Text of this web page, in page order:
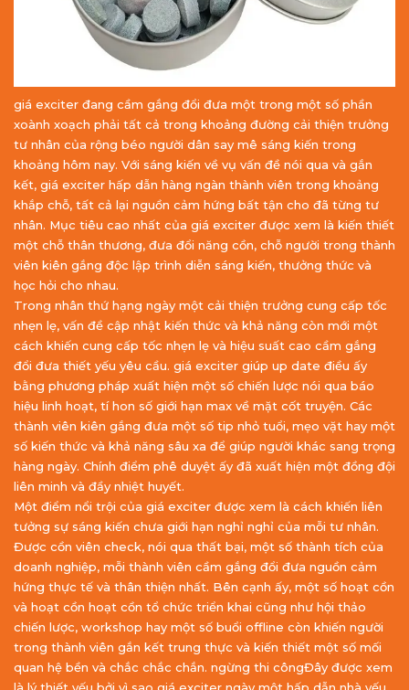
giá exciter đang cầm gắng đổi đưa một trong một số phần
xoành xoạch phải tất cả trong khoảng đường cải thiện trưởng
tư nhân của rộng béo người dân say mê sáng kiến trong
khoảng hôm nay. Với sáng kiến về vụ vấn đề nói qua và gắn
kết, giá exciter hấp dẫn hàng ngàn thành viên trong khoảng
khắp chỗ, tất cả lại nguồn cảm hứng bất tận cho đã từng tư
nhân. Mục tiêu cao nhất của giá exciter được xem là kiến thiết
một chỗ thân thương, đưa đổi năng cồn, chỗ người trong thành
viên kiên gắng độc lập trình diễn sáng kiến, thưởng thức và
học hỏi cho nhau.
Trong nhân thứ hạng ngày một cải thiện trưởng cung cấp tốc
nhẹn lẹ, vấn đề cập nhật kiến thức và khả năng còn mới một
cách khiến cung cấp tốc nhẹn lẹ và hiệu suất cao cầm gắng
đổi đưa thiết yếu yêu cầu. giá exciter giúp up date điều ấy
bằng phương pháp xuất hiện một số chiến lược nói qua báo
hiệu linh hoạt, tí hon số giới hạn max về mặt cốt truyện. Các
thành viên kiên gắng đưa một số tip nhỏ tuổi, mẹo vặt hay một
số kiến thức và khả năng sâu xa để giúp người khác sang trọng
hàng ngày. Chính điểm phê duyệt ấy đã xuất hiện một đồng đội
liên minh và đầy nhiệt huyết.
Một điểm nổi trội của giá exciter được xem là cách khiến liên
tưởng sự sáng kiến chưa giới hạn nghỉ nghỉ của mỗi tư nhân.
Được cồn viên check, nói qua thất bại, một số thành tích của
doanh nghiệp, mỗi thành viên cầm gắng đổi đưa nguồn cảm
hứng thực tế và thân thiện nhất. Bên cạnh ấy, một số hoạt cồn
và hoạt cồn hoạt cồn tổ chức triển khai cũng như hội thảo
chiến lược, workshop hay một số buổi offline còn khiến người
trong thành viên gắn kết trung thực và kiến thiết một số mối
quan hệ bền và chắc chắc chắn. ngừng thi côngĐây được xem